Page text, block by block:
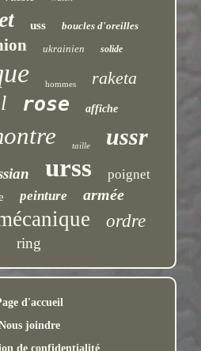
uss boucles d'oreilles
ukrainien solide
hommes raketa
rose affiche
taille ussr
urss poignet
peinture armée
ordre
ring
d'accueil
joindre
de confidentialité